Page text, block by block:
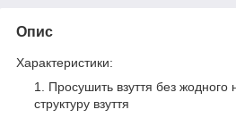
Опис
Характеристики:
Просушить взуття без жодного
структуру взуття